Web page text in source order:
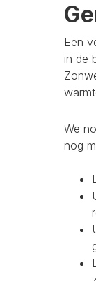
Een
in de
We
nog